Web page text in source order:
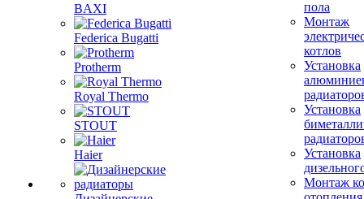
BAXI
Federica Bugatti
Protherm
Royal Thermo
STOUT
Haier
пола
Монтаж
котлов
Установка
Установка
Установка
Монтаж